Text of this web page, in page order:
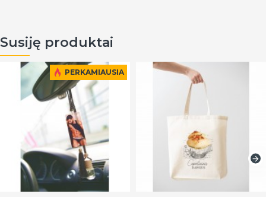
Susiję produktai
PERKAMIAUSIA